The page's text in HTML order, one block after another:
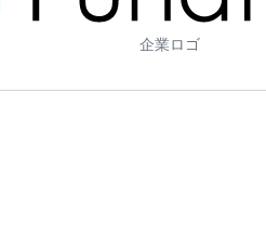
企業ロゴ